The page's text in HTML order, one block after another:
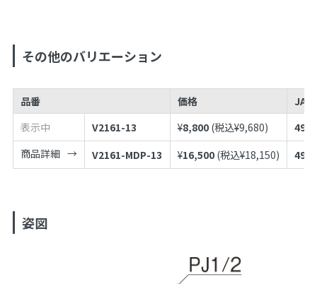
その他のバリエーション
品番 価格
JAN
表示中
V2161-13 ¥8,800 (税込¥9,680)
商品詳細
V2161-MDP-13 ¥16,500 (税込¥18,150)
姿図